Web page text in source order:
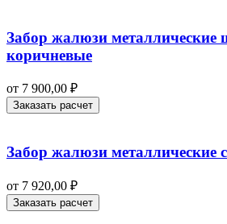
Забор жалюзи металлические
коричневые
от 7 900,00 ₽
Заказать расчет
Забор жалюзи металлические
от 7 920,00 ₽
Заказать расчет